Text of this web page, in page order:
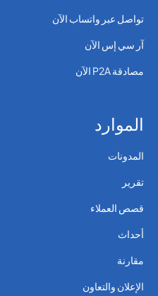
تواصل عبر واتساب الآن
آر سي إس الآن
مصادقة P2A الآن
الموارد
المدونات
تقرير
قصص العملاء
أحداث
مقارنة
الإعلان والتعاون